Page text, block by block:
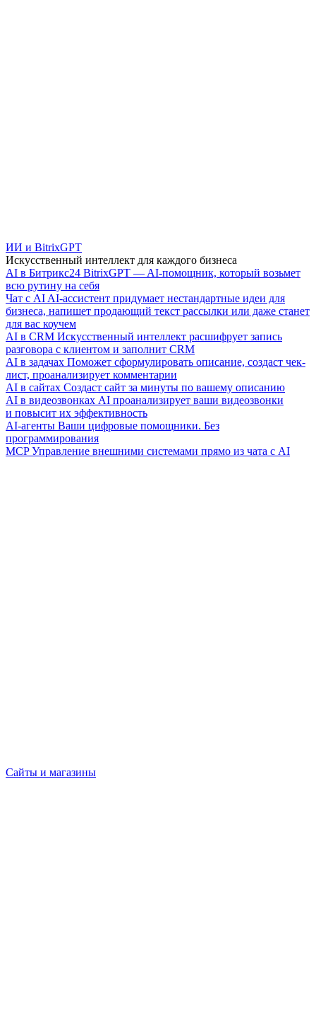
ИИ и BitrixGPT
Искусственный интеллект для каждого бизнеса
AI в Битрикс24 BitrixGPT — AI-помощник, который возьмет
всю рутину на себя
Чат с AI AI-ассистент придумает нестандартные идеи для
бизнеса, напишет продающий текст рассылки или даже станет
для вас коучем
AI в CRM Искусственный интеллект расшифрует запись
разговора с клиентом и заполнит CRM
AI в задачах Поможет сформулировать описание, создаст чек-
лист, проанализирует комментарии
AI в сайтах Создаст сайт за минуты по вашему описанию
AI в видеозвонках AI проанализирует ваши видеозвонки
и повысит их эффективность
AI-агенты Ваши цифровые помощники. Без
программирования
MCP Управление внешними системами прямо из чата с AI
Сайты и магазины